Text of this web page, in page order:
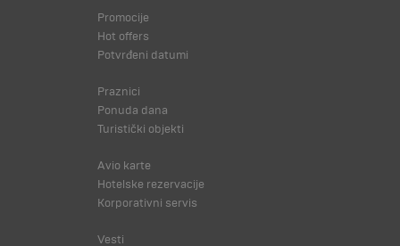
Promocije
Hot offers
Potvrđeni datumi
Praznici
Ponuda dana
Turistički objekti
Avio karte
Hotelske rezervacije
Korporativni servis
Vesti